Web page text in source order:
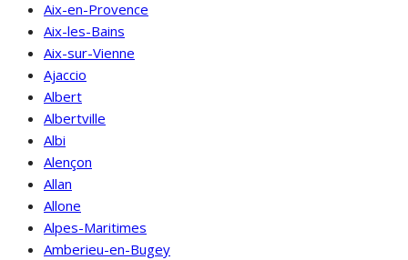
Aix-en-Provence
Aix-les-Bains
Aix-sur-Vienne
Ajaccio
Albert
Albertville
Albi
Alençon
Allan
Allone
Alpes-Maritimes
Amberieu-en-Bugey